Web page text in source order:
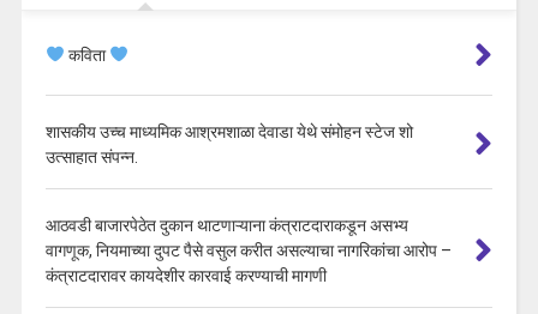
कविता
शासकीय उच्च माध्यमिक आश्रमशाळा देवाडा येथे संमोहन स्टेज शो
उत्साहात संपन्न.
आठवडी बाजारपेठेत दुकान थाटणाऱ्याना कंत्राटदाराकडून असभ्य
वागणूक, नियमाच्या दुपट पैसे वसुल करीत असल्याचा नागरिकांचा आरोप –
कंत्राटदारावर कायदेशीर कारवाई करण्याची मागणी